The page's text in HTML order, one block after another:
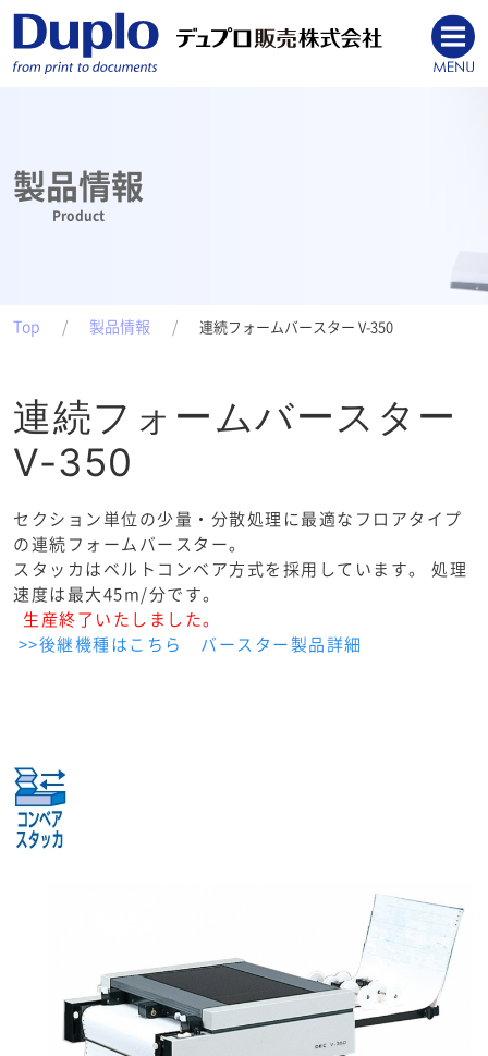
製品情報
Product
Top 製品情報 連続フォームバースター V-350
連続フォームバースター
V-350
セクション単位の少量・分散処理に最適なフロアタイプ
の連続フォームバースター。
スタッカはベルトコンベア方式を採用しています。 処理
速度は最大45m/分です。
生産終了いたしました。
>>後継機種はこちら バースター製品詳細